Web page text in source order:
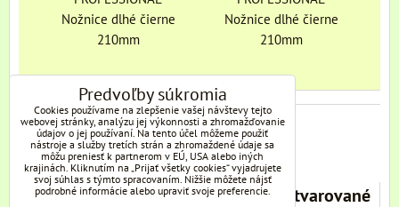
Nožnice dlhé čierne
210mm
Nožnice dlhé čierne
210mm
Ďalšie zaujímavé produkty:
KIRAKUNI PROFESSIONAL Nožnice tvarované
Predvoľby súkromia
Cookies používame na zlepšenie vašej návštevy tejto
webovej stránky, analýzu jej výkonnosti a zhromažďovanie
údajov o jej používaní. Na tento účel môžeme použiť
nástroje a služby tretích strán a zhromaždené údaje sa
môžu preniesť k partnerom v EÚ, USA alebo iných
krajinách. Kliknutím na „Prijať všetky cookies“ vyjadrujete
svoj súhlas s týmto spracovaním. Nižšie môžete nájsť
podrobné informácie alebo upraviť svoje preferencie.